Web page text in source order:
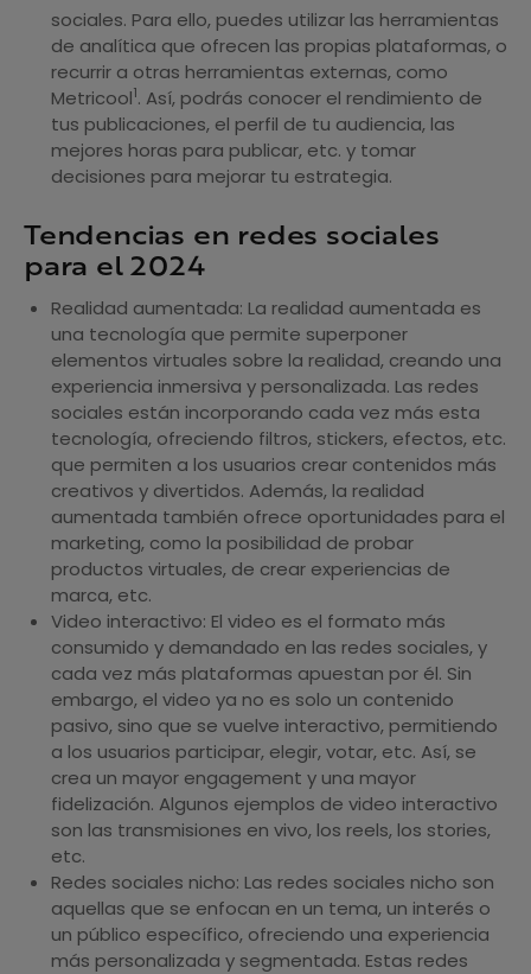
sociales. Para ello, puedes utilizar las herramientas
de analítica que ofrecen las propias plataformas, o
recurrir a otras herramientas externas, como
Metricool1. Así, podrás conocer el rendimiento de
tus publicaciones, el perfil de tu audiencia, las
mejores horas para publicar, etc. y tomar
decisiones para mejorar tu estrategia.
Tendencias en redes sociales
para el 2024
Realidad aumentada: La realidad aumentada es
una tecnología que permite superponer
elementos virtuales sobre la realidad, creando una
experiencia inmersiva y personalizada. Las redes
sociales están incorporando cada vez más esta
tecnología, ofreciendo filtros, stickers, efectos, etc.
que permiten a los usuarios crear contenidos más
creativos y divertidos. Además, la realidad
aumentada también ofrece oportunidades para el
marketing, como la posibilidad de probar
productos virtuales, de crear experiencias de
marca, etc.
Video interactivo: El video es el formato más
consumido y demandado en las redes sociales, y
cada vez más plataformas apuestan por él. Sin
embargo, el video ya no es solo un contenido
pasivo, sino que se vuelve interactivo, permitiendo
a los usuarios participar, elegir, votar, etc. Así, se
crea un mayor engagement y una mayor
fidelización. Algunos ejemplos de video interactivo
son las transmisiones en vivo, los reels, los stories,
etc.
Redes sociales nicho: Las redes sociales nicho son
aquellas que se enfocan en un tema, un interés o
un público específico, ofreciendo una experiencia
más personalizada y segmentada. Estas redes